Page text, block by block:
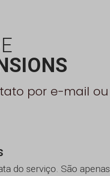
por e-mail ou
do serviço. São apenas